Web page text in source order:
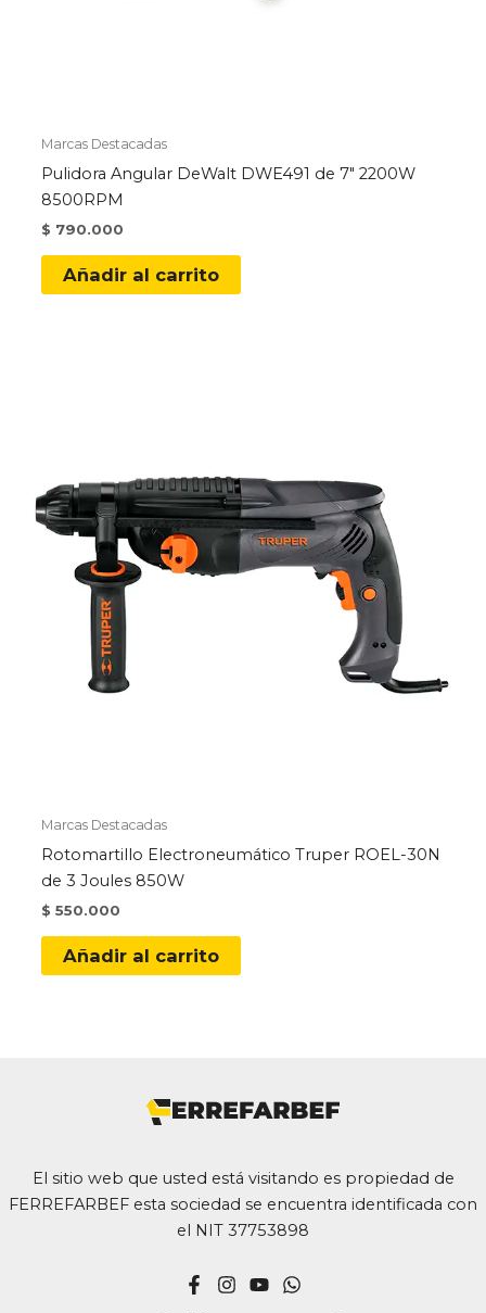
Marcas Destacadas
Pulidora Angular DeWalt DWE491 de 7″ 2200W
8500RPM
$ 790.000
Añadir al carrito
Marcas Destacadas
Rotomartillo Electroneumático Truper ROEL-30N
de 3 Joules 850W
$ 550.000
Añadir al carrito
El sitio web que usted está visitando es propiedad de
FERREFARBEF esta sociedad se encuentra identificada con
el NIT 37753898